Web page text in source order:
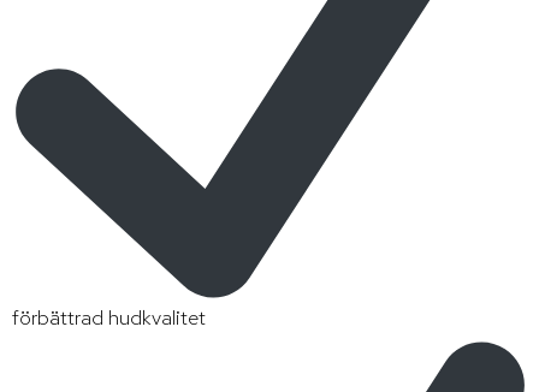
förbättrad hudkvalitet